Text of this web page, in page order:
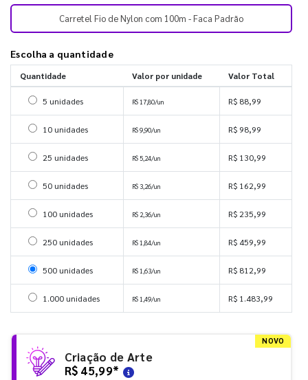
Carretel Fio de Nylon com 100m - Faca Padrão
Escolha a quantidade
Quantidade Valor por unidade Valor Total
Selecionar 5 unidades
5 unidades R$ 17,80/un R$ 88,99
Selecionar 10 unidades
10 unidades R$ 9,90/un R$ 98,99
Selecionar 25 unidades
25 unidades R$ 5,24/un R$ 130,99
Selecionar 50 unidades
50 unidades R$ 3,26/un R$ 162,99
Selecionar 100 unidades
100 unidades R$ 2,36/un R$ 235,99
Selecionar 250 unidades
250 unidades R$ 1,84/un R$ 459,99
Selecionar 500 unidades
500 unidades R$ 1,63/un R$ 812,99
Selecionar 1000 unidades
1.000 unidades R$ 1,49/un R$ 1.483,99
NOVO
Criação de Arte
R$ 45,99*